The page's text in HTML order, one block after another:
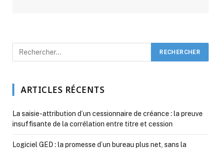
ARTICLES RÉCENTS
La saisie-attribution d’un cessionnaire de créance : la preuve
insuffisante de la corrélation entre titre et cession
Logiciel GED : la promesse d’un bureau plus net, sans la